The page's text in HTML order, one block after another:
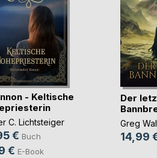
- Keltische
C. Lichtsteiger
€ Buch
€ E-Book
Der
Greg
14,99